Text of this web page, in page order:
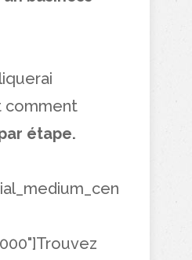
comment
étape.